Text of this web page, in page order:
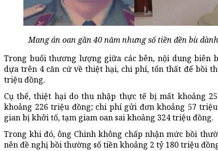
Mang án oan gần 40 năm nhưng số tiền đền bù
Trong buổi thương lượng giữa các bên, nội dung biên
dựa trên 4 căn cứ về thiệt hại, chi phí, tổn thất để bồi
triệu đồng.
Cụ thể, thiệt hại do thu nhập thực tế bị mất khoảng
khoảng 226 triệu đồng; chi phí gửi đơn khoảng 57
gian bị khởi tố, tạm giam oan sai khoảng 324 triệu đồng.
Trong khi đó, ông Chinh không chấp nhận mức bồi
nên đề nghị bồi thường số tiền khoảng 2 tỷ 180 triệu